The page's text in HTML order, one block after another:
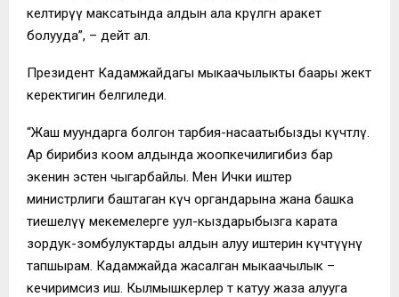
келтирүү максатында алдын ала көрүлгөн аракет
болууда”, – дейт ал.
Президент Кадамжайдагы мыкаачылыкты баары жектөө
керектигин белгиледи.
“Жаш муундарга болгон тарбия-насаатыбызды күчөтөлү.
Ар бирибиз коом алдында жоопкечилигибиз бар
экенин эстен чыгарбайлы. Мен Ички иштер
министрлиги баштаган күч органдарына жана башка
тиешелүү мекемелерге уул-кыздарыбызга карата
зордук-зомбулуктарды алдын алуу иштерин күчөтүүнү
тапшырам. Кадамжайда жасалган мыкаачылык –
кечиримсиз иш. Кылмышкерлер өтө катуу жаза алууга